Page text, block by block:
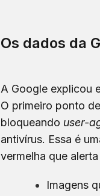
Os dados da
A Google explicou
O primeiro ponto
bloqueando user-
antivírus. Essa é
vermelha que
Imagens